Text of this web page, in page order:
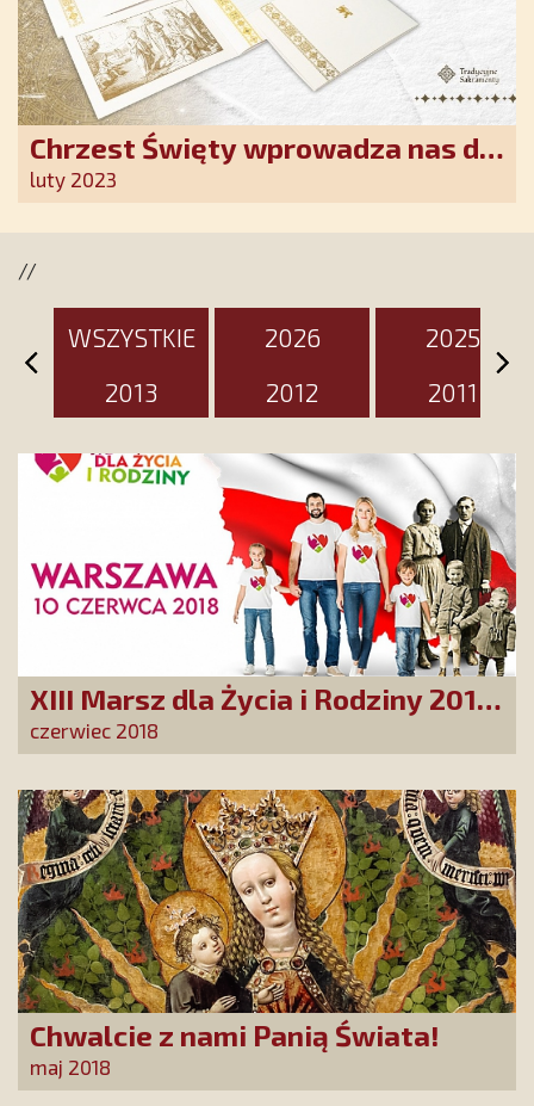
Chrzest Święty wprowadza nas do
wspólnoty Kościoła. Nasz pakiet
luty 2023
//
WSZYSTKIE 2026
2025
2013
2012 2011
XIII Marsz dla Życia i Rodziny 2018 –
"Polska rodziną silna!"
czerwiec 2018
Chwalcie z nami Panią Świata!
maj 2018